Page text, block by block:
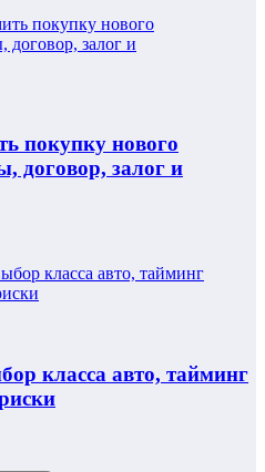
покупку нового
договор, залог и
класса авто, тайминг